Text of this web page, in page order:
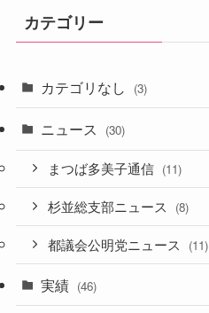
カテゴリー
カテゴリなし (3)
ニュース (30)
まつば多美子通信 (11)
杉並総支部ニュース (8)
都議会公明党ニュース (11)
実績 (46)